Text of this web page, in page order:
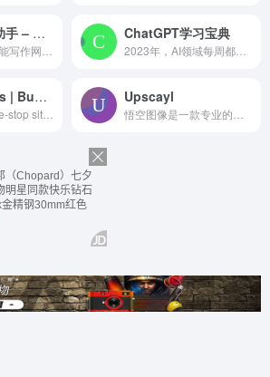
AI 智能写作助手 – 免费在线写作工具 | Wordvice AI ChatGPT学习宝典
Sell Domains | Buy Domains | Park Domains – Afternic Upscayl